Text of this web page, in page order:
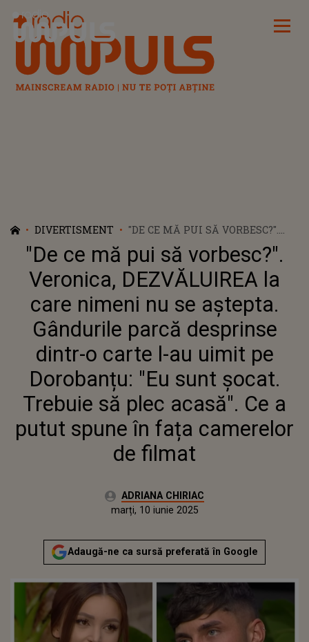
Radio Impuls
DIVERTISMENT
"DE CE MĂ PUI SĂ VORBESC?".
VERONICA, DEZVĂLUIREA LA
CARE NIMENI NU SE AȘTEPTA.
GÂNDURILE PARCĂ DESPRINSE
DINTR-O CARTE L-AU UIMIT PE
DOROBANȚU: "EU SUNT ȘOCAT.
TREBUIE SĂ PLEC ACASĂ". CE A
PUTUT SPUNE ÎN FAȚA
CAMERELOR DE FILMAT
"De ce mă pui să vorbesc?".
Veronica, DEZVĂLUIREA la
care nimeni nu se aștepta.
Gândurile parcă desprinse
dintr-o carte l-au uimit pe
Dorobanțu: "Eu sunt șocat.
Trebuie să plec acasă". Ce a
putut spune în fața camerelor
de filmat
Autor:ADRIANA CHIRIAC
Actualizat:
marți, 10 iunie 2025
Adaugă-ne ca sursă preferată în Google